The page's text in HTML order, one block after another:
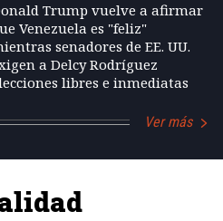
Trump vuelve a afirmar
Venezuela es "feliz"
senadores de EE. UU.
a Delcy Rodríguez
libres e inmediatas
Ver más